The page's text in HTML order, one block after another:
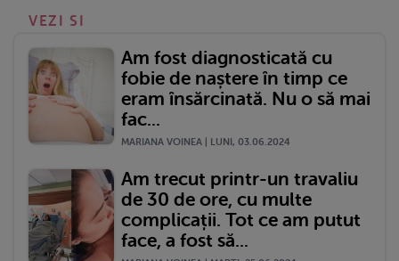
VEZI SI
Am fost diagnosticată cu
fobie de naștere în timp ce
eram însărcinată. Nu o să mai
fac...
MARIANA VOINEA | LUNI, 03.06.2024
Am trecut printr-un travaliu
de 30 de ore, cu multe
complicații. Tot ce am putut
face, a fost să...